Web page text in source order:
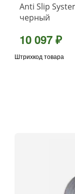
Anti Slip
черный
10 097 ₽
Штрихкод товара